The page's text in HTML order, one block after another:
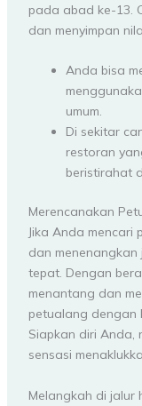
pada abad ke-13.
dan menyimpan
Anda bisa
umum.
Di sekitar
restoran
beristirahat
Merencanakan
Jika Anda mencari
dan
tepat. Dengan
menantang dan
petualang dengan
Siapkan diri Anda,
sensasi
Melangkah di jalur